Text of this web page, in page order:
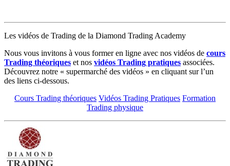
Les vidéos de Trading de la Diamond Trading Academy
Nous vous invitons à vous former en ligne avec nos vidéos de cours
Trading théoriques et nos vidéos Trading pratiques associées.
Découvrez notre « supermarché des vidéos » en cliquant sur l’un
des liens ci-dessous.
Cours Trading théoriques Vidéos Trading Pratiques Formation
Trading physique